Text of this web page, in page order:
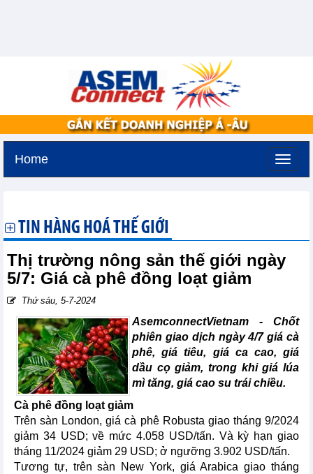
Home
TIN HÀNG HOÁ THẾ GIỚI
Thị trường nông sản thế giới ngày
5/7: Giá cà phê đồng loạt giảm
Thứ sáu, 5-7-2024
AsemconnectVietnam - Chốt
phiên giao dịch ngày 4/7 giá cà
phê, giá tiêu, giá ca cao, giá
dầu cọ giảm, trong khi giá lúa
mì tăng, giá cao su trái chiều.
Cà phê đồng loạt giảm
Trên sàn London, giá cà phê Robusta giao tháng 9/2024
giảm 34 USD; về mức 4.058 USD/tấn. Và kỳ hạn giao
tháng 11/2024 giảm 29 USD; ở ngưỡng 3.902 USD/tấn.
Tương tự, trên sàn New York, giá Arabica giao tháng